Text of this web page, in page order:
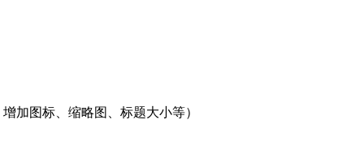
加图标、缩略图、标题大小等）